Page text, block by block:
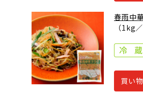
春雨中
（1kg／
買い